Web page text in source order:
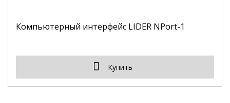
Компьютерный интерфейс LIDER NPort-1
Купить